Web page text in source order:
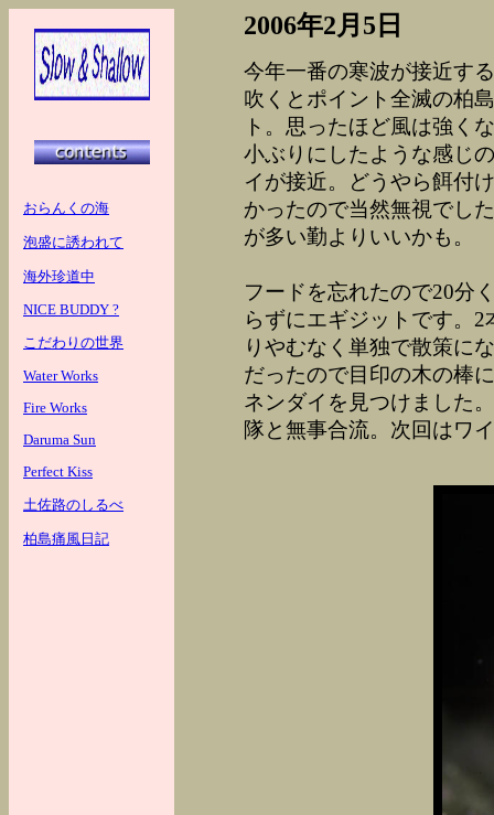
おらんくの海
泡盛に誘われて
海外珍道中
NICE BUDDY ?
こだわりの世界
Water Works
Fire Works
Daruma Sun
Perfect Kiss
土佐路のしるべ
柏島痛風日記
2006年2月5日
今年一番の寒波が接近す
吹くとポイント全滅の柏
ト。思ったほど風は強く
小ぶりにしたような感じ
イが接近。どうやら餌付
かったので当然無視でし
が多い勤よりいいかも。
フードを忘れたので20分
らずにエギジットです。
りやむなく単独で散策に
だったので目印の木の棒
ネンダイを見つけました
隊と無事合流。次回はワ